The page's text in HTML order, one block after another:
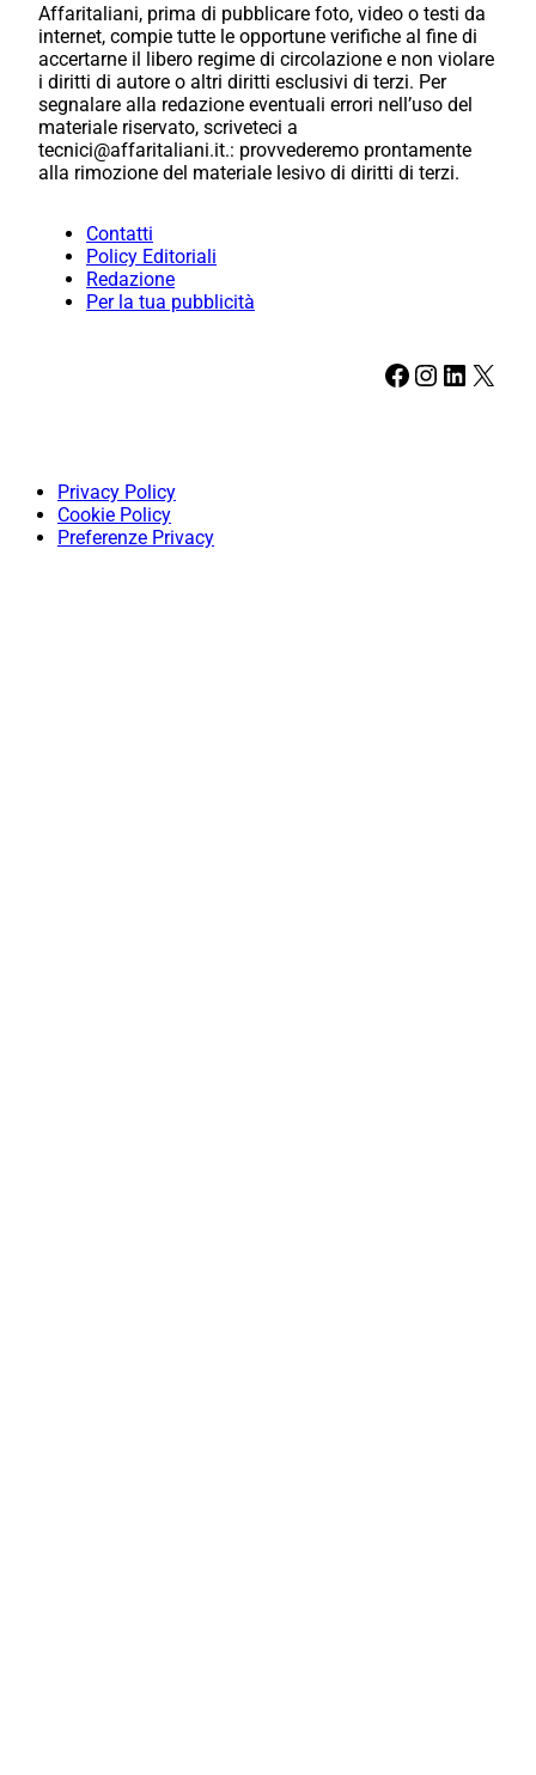
Affaritaliani, prima di pubblicare foto, video o testi da
internet, compie tutte le opportune verifiche al fine di
accertarne il libero regime di circolazione e non violare
i diritti di autore o altri diritti esclusivi di terzi. Per
segnalare alla redazione eventuali errori nell’uso del
materiale riservato, scriveteci a
tecnici@affaritaliani.it.: provvederemo prontamente
alla rimozione del materiale lesivo di diritti di terzi.
Contatti
Policy Editoriali
Redazione
Per la tua pubblicità
Facebook Instagram LinkedIn X
Privacy Policy
Cookie Policy
Preferenze Privacy